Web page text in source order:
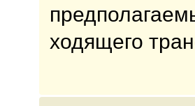
ходящего